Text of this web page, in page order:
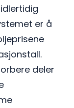
er å
deler